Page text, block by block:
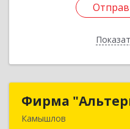
Фирма
Камышлов